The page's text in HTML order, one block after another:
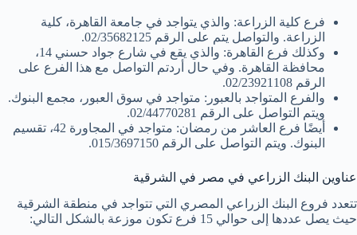
فرع كلية الزراعة: والذي يتواجد في جامعة القاهرة، كلية
الزراعة. والتواصل يتم على الرقم 02/35682125.
وكذلك فرع القاهرة: والذي يقع في شارع جواد حسني 14،
محافظة القاهرة. وفي حال أردتم التواصل مع هذا الفرع على
الرقم 02/23921108.
والفرع المتواجد بالعبور: متواجد في سوق العبور، مجمع البنوك.
ويتم التواصل على الرقم 02/44770281.
أيضًا فرع العاشر من رمضان: متواجد في المجاورة 42، تقسيم
البنوك. ويتم التواصل على الرقم 015/3697150.
عناوين البنك الزراعي في مصر في الشرقية
تتعدد فروع البنك الزراعي المصري التي تتواجد في منطقة الشرقية
حيث يصل عددها إلى حوالي 15 فرع تكون موزعة بالشكل التالي: